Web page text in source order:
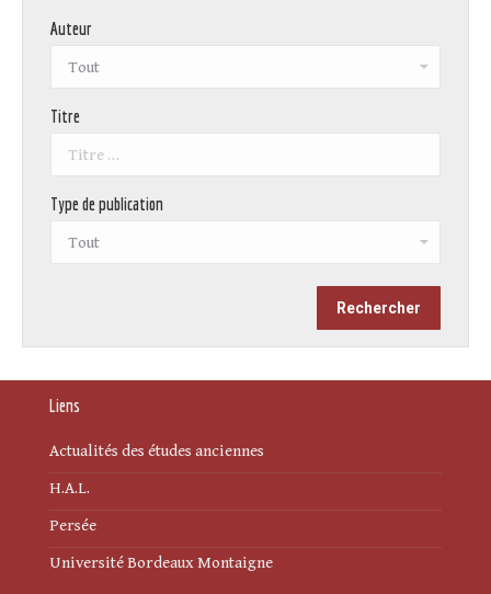
Auteur
Titre
Type de publication
Liens
Actualités des études anciennes
H.A.L.
Persée
Université Bordeaux Montaigne